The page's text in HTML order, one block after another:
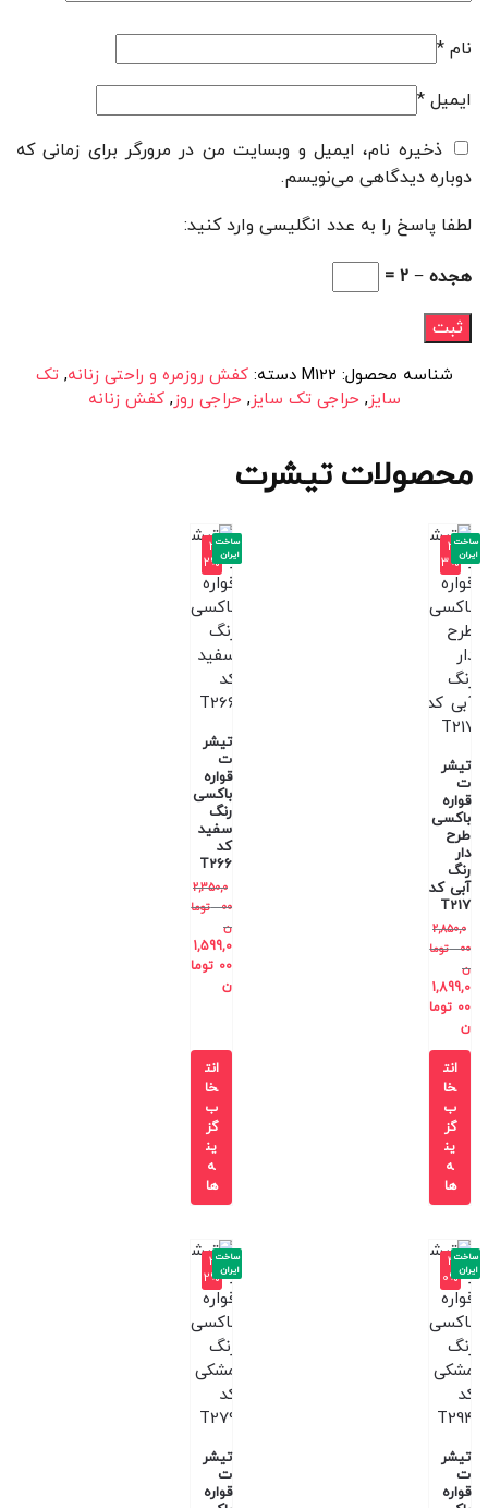
نام *
ایمیل *
ذخیره نام، ایمیل و وبسایت من در مرورگر برای زمانی که
دوباره دیدگاهی می‌نویسم.
لطفا پاسخ را به عدد انگلیسی وارد کنید:
هجده − 2 =
شناسه محصول: M122 دسته:کفش روزمره و راحتی زنانه,تک
سایز, حراجی تک سایز, حراجی روز,کفش زنانه
محصولات تیشرت
-3
3%
تیشر
ت
قواره
باکسی
طرح
دار
رنگ
آبی کد
T217
2,850,0
00
توما
ن
1,899,0
00 توما
ن
ساخت
ایران
انت
خا
ب
گز
ین
ه
ها
-3
2%
تیشر
ت
قواره
باکسی
رنگ
سفید
کد
T266
2,350,0
00
توما
ن
1,599,0
00 توما
ن
ساخت
ایران
انت
خا
ب
گز
ین
ه
ها
-4
0%
تیشر
ت
قواره
ساخت
ایران
-3
2%
تیشر
ت
قواره
ساخت
ایران